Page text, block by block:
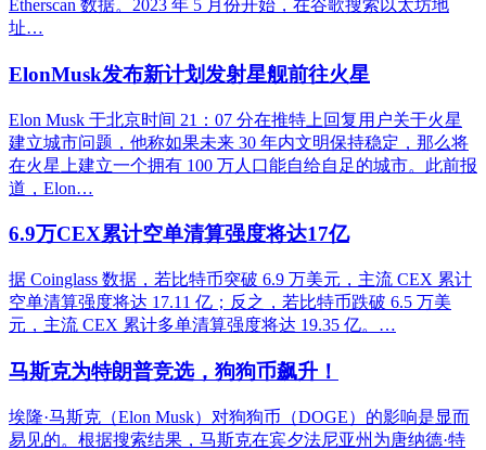
Etherscan 数据。2023 年 5 月份开始，在谷歌搜索以太坊地
址…
ElonMusk发布新计划发射星舰前往火星
Elon Musk 于北京时间 21：07 分在推特上回复用户关于火星
建立城市问题，他称如果未来 30 年内文明保持稳定，那么将
在火星上建立一个拥有 100 万人口能自给自足的城市。此前报
道，Elon…
6.9万CEX累计空单清算强度将达17亿
据 Coinglass 数据，若比特币突破 6.9 万美元，主流 CEX 累计
空单清算强度将达 17.11 亿；反之，若比特币跌破 6.5 万美
元，主流 CEX 累计多单清算强度将达 19.35 亿。…
马斯克为特朗普竞选，狗狗币飙升！
埃隆·马斯克（Elon Musk）对狗狗币（DOGE）的影响是显而
易见的。根据搜索结果，马斯克在宾夕法尼亚州为唐纳德·特